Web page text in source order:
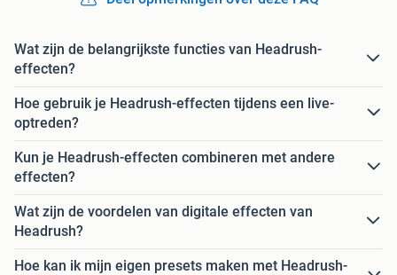
Wat zijn de belangrijkste functies van Headrush-
effecten?
Hoe gebruik je Headrush-effecten tijdens een live-
optreden?
Kun je Headrush-effecten combineren met andere
effecten?
Wat zijn de voordelen van digitale effecten van
Headrush?
Hoe kan ik mijn eigen presets maken met Headrush-